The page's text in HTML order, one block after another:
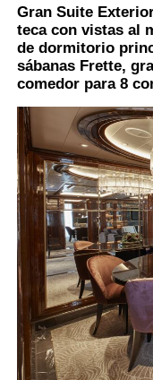
Gran Suite
teca con vistas al
de dormitorio
sábanas Frette,
comedor para 8